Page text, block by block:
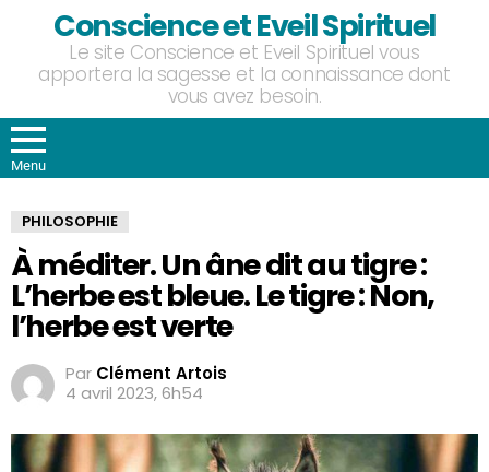
Conscience et Eveil Spirituel
Le site Conscience et Eveil Spirituel vous
apportera la sagesse et la connaissance dont
vous avez besoin.
Menu
PHILOSOPHIE
À méditer. Un âne dit au tigre :
L’herbe est bleue. Le tigre : Non,
l’herbe est verte
Par Clément Artois
4 avril 2023, 6h54